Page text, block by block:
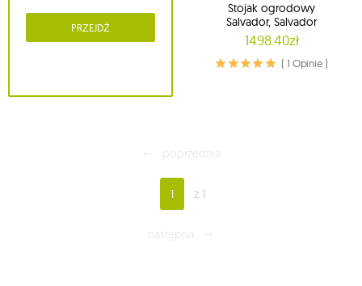
PRZEJDŹ
Stojak ogrodowy
Salvador, Salvador
1498.40zł
( 1 Opinie )
1 z 1